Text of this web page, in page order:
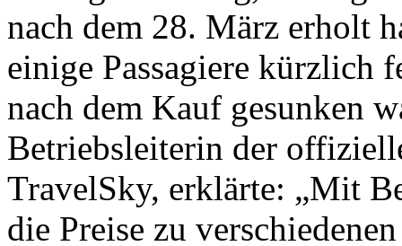
nach dem 28. März erholt
einige Passagiere kürzlich
nach dem Kauf gesunken
Betriebsleiterin der
TravelSky, erklärte: „Mit
die Preise zu